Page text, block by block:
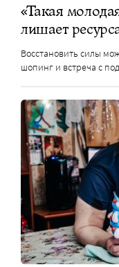
«Такая
лишает
Восстановить силы
шопинг и встреча с